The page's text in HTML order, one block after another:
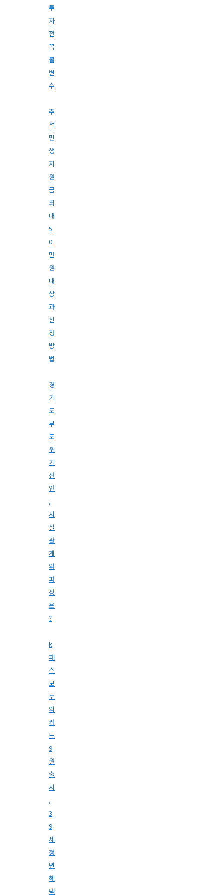
투
자
전
꼭
볼
변
수
추
석
민
생
지
원
금
최
대
5
0
만
원
대
상
과
신
청
방
법
경
기
도
부
도
위
기
선
언
,
사
실
관
계
와
파
장
은
?
k
패
스
모
두
의
카
드
9
월
출
시
,
3
9
세
청
년
혜
택